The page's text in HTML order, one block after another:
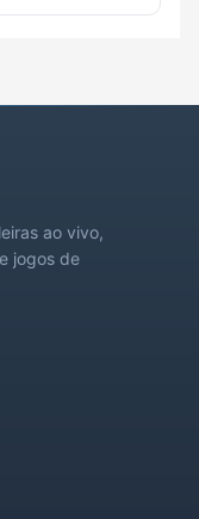
ao vivo,
jogos de